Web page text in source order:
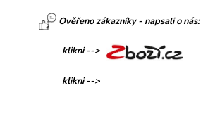
Ověřeno zákazníky - napsali o nás:
klikni -->
klikni -->